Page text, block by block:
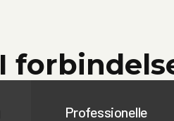
I
Professionelle